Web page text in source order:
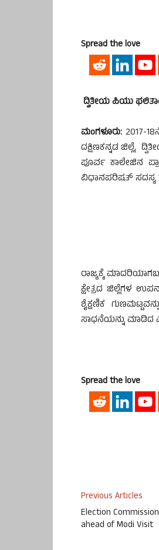
Spread the love
ದ್ವಿತೀಯ ಪಿಯು
ಮಂಗಳೂರು: 2017-
ದಕ್ಷಿಣಕನ್ನಡ ಜಿಲ್ಲೆ,
ಪೂರ್ವ ಕಾಲೇಜಿನ
ವಿಧಾನಪರಿಷತ್ ಸದಸ್ಯ
ರಾಜ್ಯಕ್ಕೆ
ಕ್ಷೇತ್ರದ ಜಿಲ್ಲೆಗಳ
ಶೈಕ್ಷಣಿಕ
ಸಾಧನೆಯನ್ನು ಮಾಡಿದ
Spread the love
Previous Articles
Election
ahead of Modi Visit